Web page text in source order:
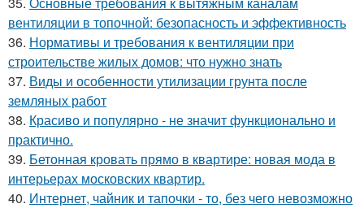
вентиляции в топочной: безопасность и эффективность
36. Нормативы и требования к вентиляции при
строительстве жилых домов: что нужно знать
37. Виды и особенности утилизации грунта после
земляных работ
38. Красиво и популярно - не значит функционально и
практично.
39. Бетонная кровать прямо в квартире: новая мода в
интерьерах московских квартир.
40. Интернет, чайник и тапочки - то, без чего невозможно